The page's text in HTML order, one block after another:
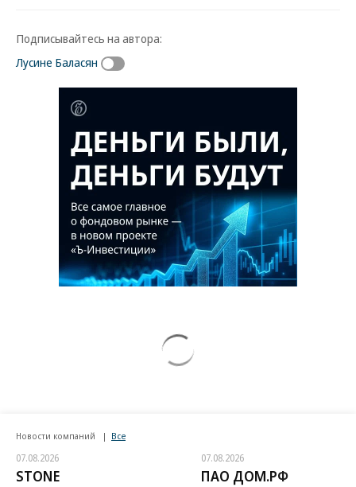
Подписывайтесь на автора:
Лусине Баласян
Новости компаний Все
07.08.2026
STONE
07.08.2026
ПАО ДОМ.РФ